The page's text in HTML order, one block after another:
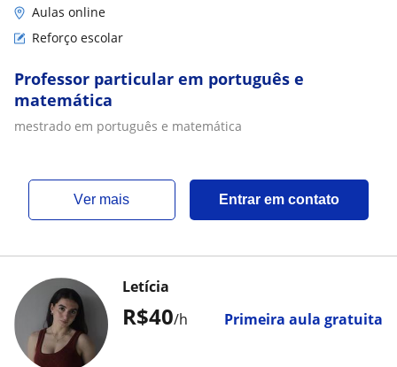
Aulas online
Reforço escolar
Professor particular em português e
matemática
mestrado em português e matemática
ver mais Entrar em contato
R$40/h Primeira aula gratuita
Letícia